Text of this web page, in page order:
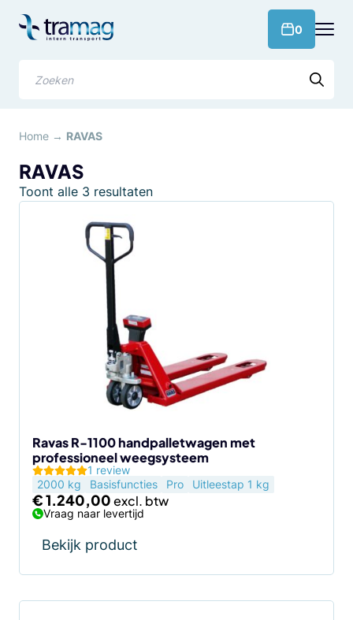
naar
0
Home → RAVAS
RAVAS
Toont alle 3 resultatenGesorteerd
Ravas R-1100 handpalletwagen met
professioneel weegsysteem
1 review
2000 kg
Basisfuncties Pro Uitleestap 1 kg
€1.240,00
Vraag naar levertijd
Bekijk product